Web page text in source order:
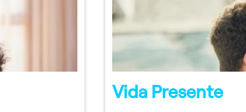
Vida Presente